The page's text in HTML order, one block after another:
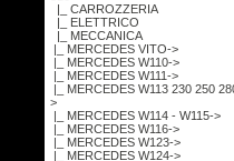
|_ CARROZZERIA
|_ ELETTRICO
|_ MECCANICA
|_ MERCEDES VITO->
|_ MERCEDES W110->
|_ MERCEDES W111->
|_ MERCEDES W113 230 250
>
|_ MERCEDES W114 - W115->
|_ MERCEDES W116->
|_ MERCEDES W123->
|_ MERCEDES W124->